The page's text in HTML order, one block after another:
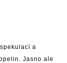
a
Jasno ale